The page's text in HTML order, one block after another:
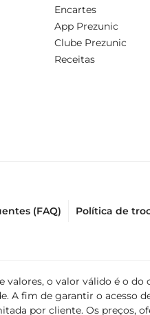
Encartes
App Prezunic
Clube Prezunic
Receitas
(FAQ) Política de
valores, o valor válido é o
A fim de garantir o
por cliente. Os preços,